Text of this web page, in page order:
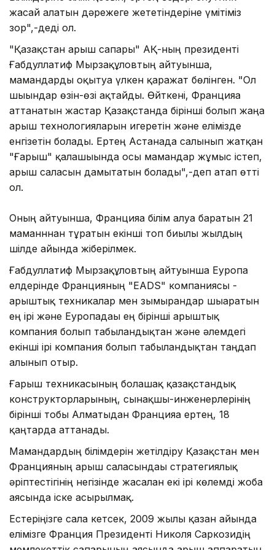
жасай алатын дәрежеге жететіндеріне үмітіміз
зор",-деді ол.
"Қазақстан ғарыш сапары" АҚ-ның президенті
Ғабдуллатиф Мырзақұловтың айтуынша,
мамандарды оқытуға үлкен қаражат бөлінген. "Ол
шығындар өзін-өзі ақтайды. Өйткені, Францияға
аттанатын жастар Қазақстанда бірінші болып жаңа
ғарыш технологияларын игеретін және елімізде
енгізетін болады. Ертең Астанада салынып жатқан
"Ғарыш" қалашығында осы мамандар жұмыс істеп,
ғарыш саласын дамытатын болады",-деп атап өтті
ол.
Оның айтуынша, Францияға білім алуға баратын 21
маманннан тұратын екінші топ биылғы жылдың
шілде айында жіберілмек.
Ғабдуллатиф Мырзақұловтың айтуынша Еуропа
елдерінде Францияның "EADS" компаниясы -
ғарыштық техникалар мен зымырандар шығаратын
ең ірі және Еуропадағы ең бірінші ғарыштық
компания болып табылғандықтан және әлемдегі
екінші ірі компания болып табылғандықтан таңдап
алынып отыр.
Ғарыш техникасының болашақ қазақстандық
конструкторларының, сынақшы-инженерлерінің
бірінші тобы Алматыдан Францияға ертең, 18
қаңтарда аттанады.
Мамандардың білімдерін жетілдіру Қазақстан мен
Францияның ғарыш саласындағы стратегиялық
әріптестігінің негізінде жасалған екі ірі көлемді жоба
аясында іске асырылмақ.
Естеріңізге сала кетсек, 2009 жылы қазан айында
елімізге Франция Президенті Николя Саркозидің